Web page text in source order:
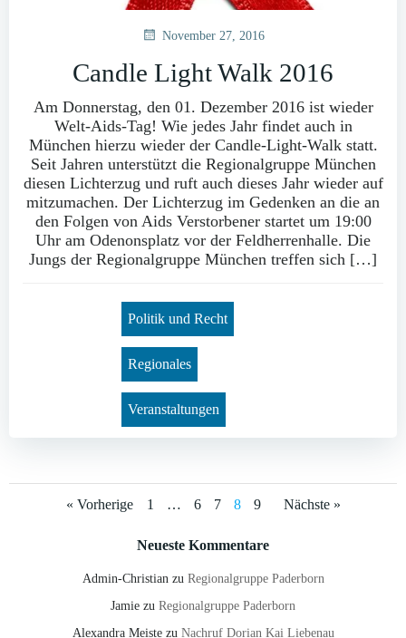
November 27, 2016
Candle Light Walk 2016
Am Donnerstag, den 01. Dezember 2016 ist wieder
Welt-Aids-Tag! Wie jedes Jahr findet auch in
München hierzu wieder der Candle-Light-Walk statt.
Seit Jahren unterstützt die Regionalgruppe München
diesen Lichterzug und ruft auch dieses Jahr wieder auf
mitzumachen. Der Lichterzug im Gedenken an die an
den Folgen von Aids Verstorbener startet um 19:00
Uhr am Odenonsplatz vor der Feldherrenhalle. Die
Jungs der Regionalgruppe München treffen sich […]
Politik und Recht
Regionales
Veranstaltungen
Posts
navigation
« Vorherige
Posts
navigation
Page
1 … Page
6 Page
7 Page
8 Page
9
Posts
Nächste »
Neueste Kommentare
Admin-Christianzu Regionalgruppe Paderborn
Jamie zu Regionalgruppe Paderborn
Alexandra Meistezu Nachruf Dorian Kai Liebenau